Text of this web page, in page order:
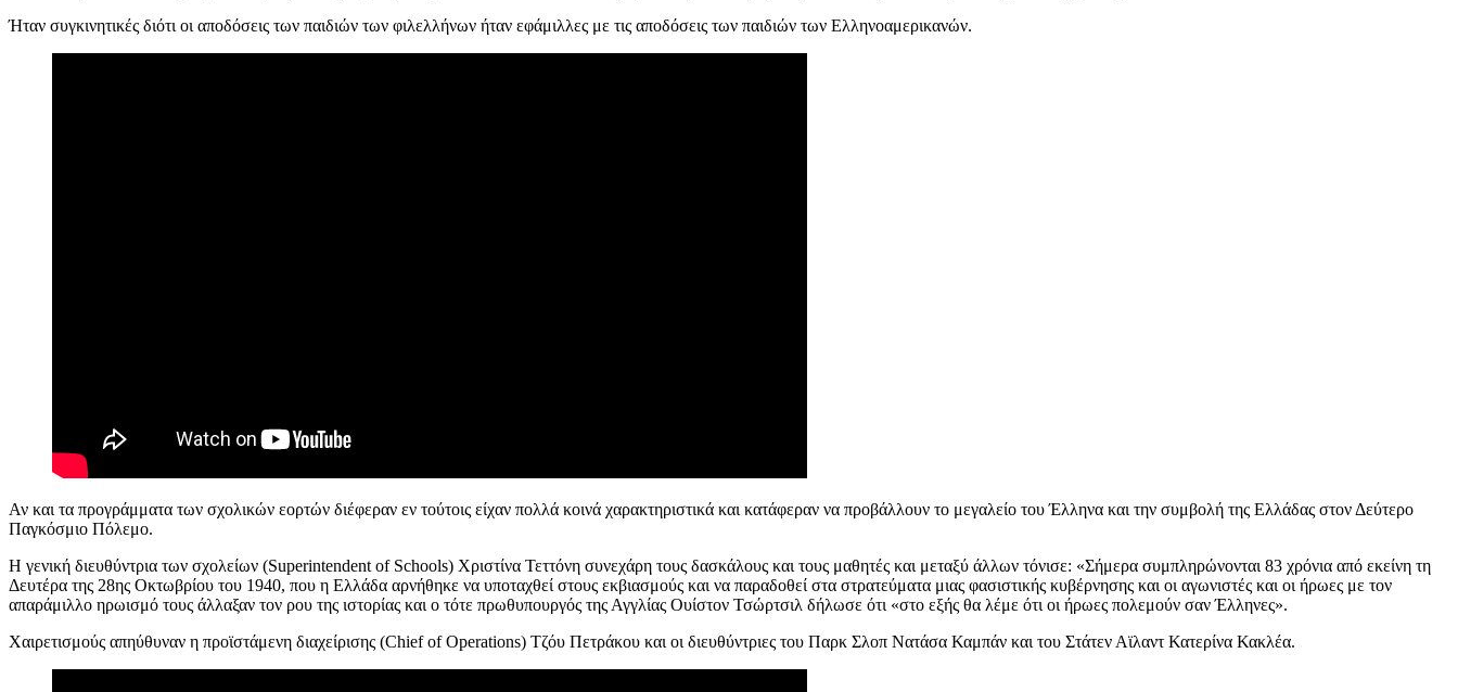
Ήταν συγκινητικές διότι οι αποδόσεις των παιδιών των φιλελλήνων ήταν εφάμιλλες με τις αποδόσεις των παιδιών των Ελληνοαμερικανών.
Αν και τα προγράμματα των σχολικών εορτών διέφεραν εν τούτοις είχαν πολλά κοινά χαρακτηριστικά και κατάφεραν να προβάλλουν το μεγαλείο του Έλληνα και την συμβολή της Ελλάδας στον Δεύτερο
Παγκόσμιο Πόλεμο.
Η γενική διευθύντρια των σχολείων (Superintendent of Schools) Χριστίνα Τεττόνη συνεχάρη τους δασκάλους και τους μαθητές και μεταξύ άλλων τόνισε: «Σήμερα συμπληρώνονται 83 χρόνια από εκείνη τη
Δευτέρα της 28ης Οκτωβρίου του 1940, που η Ελλάδα αρνήθηκε να υποταχθεί στους εκβιασμούς και να παραδοθεί στα στρατεύματα μιας φασιστικής κυβέρνησης και οι αγωνιστές και οι ήρωες με τον
απαράμιλλο ηρωισμό τους άλλαξαν τον ρου της ιστορίας και ο τότε πρωθυπουργός της Αγγλίας Ουίστον Τσώρτσιλ δήλωσε ότι «στο εξής θα λέμε ότι οι ήρωες πολεμούν σαν Έλληνες».
Χαιρετισμούς απηύθυναν η προϊστάμενη διαχείρισης (Chief of Operations) Τζόυ Πετράκου και οι διευθύντριες του Παρκ Σλοπ Νατάσα Καμπάν και του Στάτεν Αϊλαντ Κατερίνα Κακλέα.